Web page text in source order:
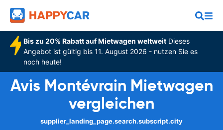
Bis zu 20% Rabatt auf Mietwagen weltweitDieses
Angebot ist gültig bis 11. August 2026 - nutzen Sie es
noch heute!
Avis Montévrain Mietwagen
vergleichen
supplier_landing_page.search.subscript.city